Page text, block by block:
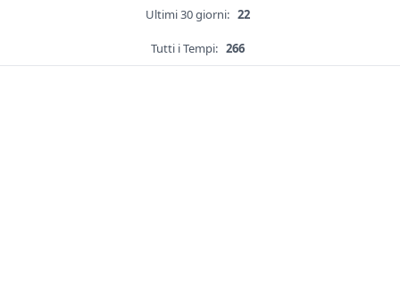
Ultimi 30 giorni: 22
Tutti i Tempi: 266